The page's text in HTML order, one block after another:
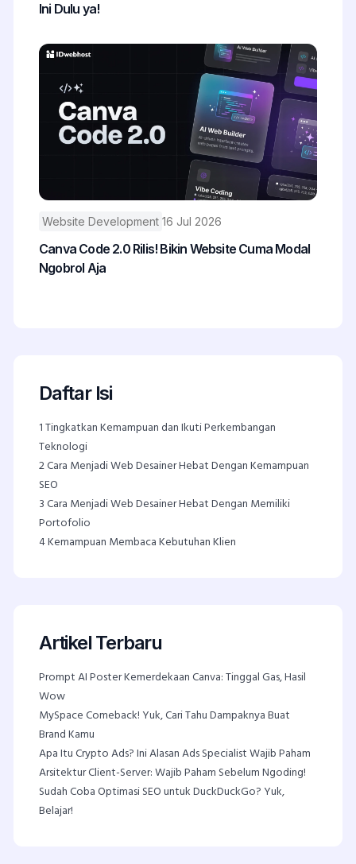
Ini Dulu ya!
Website Development 16 Jul 2026
Canva Code 2.0 Rilis! Bikin Website Cuma Modal
Ngobrol Aja
Daftar Isi
1Tingkatkan Kemampuan dan Ikuti Perkembangan
Teknologi
2Cara Menjadi Web Desainer Hebat Dengan Kemampuan
SEO
3Cara Menjadi Web Desainer Hebat Dengan Memiliki
Portofolio
4Kemampuan Membaca Kebutuhan Klien
Artikel Terbaru
Prompt AI Poster Kemerdekaan Canva: Tinggal Gas, Hasil
Wow
MySpace Comeback! Yuk, Cari Tahu Dampaknya Buat
Brand Kamu
Apa Itu Crypto Ads? Ini Alasan Ads Specialist Wajib Paham
Arsitektur Client-Server: Wajib Paham Sebelum Ngoding!
Sudah Coba Optimasi SEO untuk DuckDuckGo? Yuk,
Belajar!